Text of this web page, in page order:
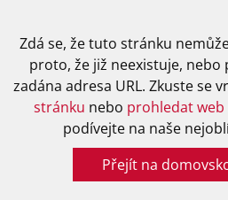
Zdá se, že tuto stránku
proto, že již neexistuje, nebo
zadána adresa URL. Zkuste se
stránku nebo prohledat
podívejte na naše
Přejít na